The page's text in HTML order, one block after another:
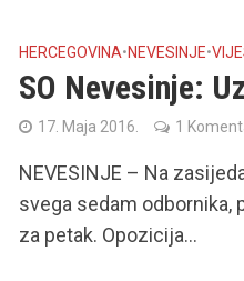
HERCEGOVINA• NEVESINJE•
SO Nevesinje:
17. Maja 2016. 1
NEVESINJE – Na
svega sedam odbornika,
za petak. Opozicija...